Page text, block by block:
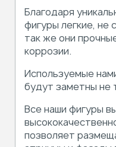
Благодаря
фигуры легкие, не
так же они
коррозии.
Используемые
будут заметны не
Все наши фигуры
позволяет